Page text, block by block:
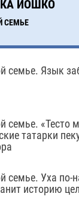
следком помог
за честный
диаспоры в
молодого
проведут
ИОШКО
СЕМЬЕ
семье. Язык
семье. «Тесто
татарки
семье. Уха по-
историю